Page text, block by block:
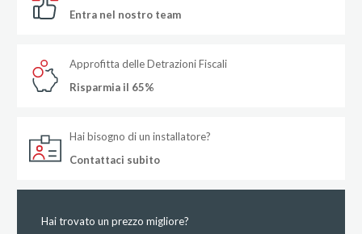
Entra nel nostro team
Approfitta delle Detrazioni Fiscali
Risparmia il 65%
Hai bisogno di un installatore?
Contattaci subito
Hai trovato un prezzo migliore?